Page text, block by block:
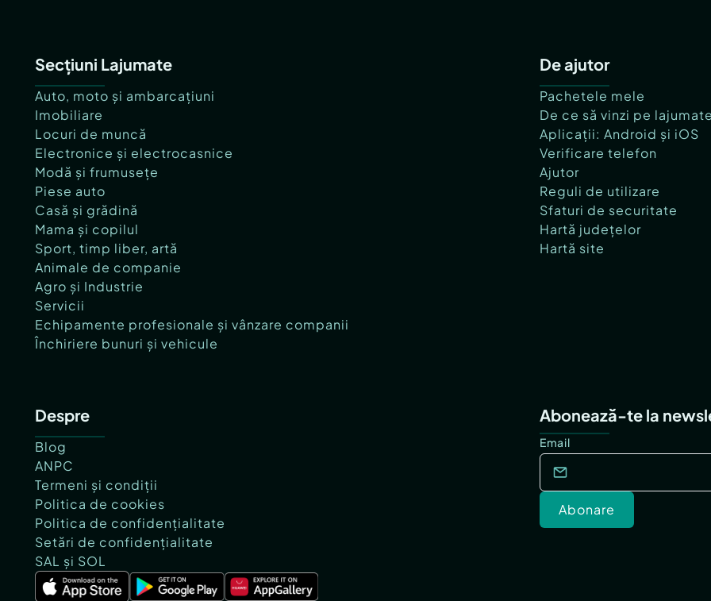
Secțiuni Lajumate
Auto, moto și ambarcațiuni
Imobiliare
Locuri de muncă
Electronice și electrocasnice
Modă și frumusețe
Piese auto
Casă și grădină
Mama și copilul
Sport, timp liber, artă
Animale de companie
Agro și Industrie
Servicii
Echipamente profesionale și vânzare companii
Închiriere bunuri și vehicule
De ajutor
Pachetele mele
De ce să vinzi pe
Aplicații: Android și iOS
Verificare telefon
Ajutor
Reguli de utilizare
Sfaturi de securitate
Hartă județelor
Hartă site
Despre
Blog
ANPC
Termeni și condiții
Politica de cookies
Politica de confidențialitate
Setări de confidențialitate
SAL și SOL
Abonează-te la
Email
Abonare